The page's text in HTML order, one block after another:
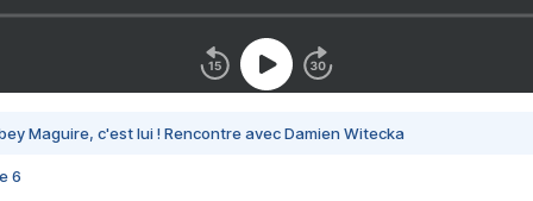
Maguire, c'est lui ! Rencontre avec Damien Witecka
6